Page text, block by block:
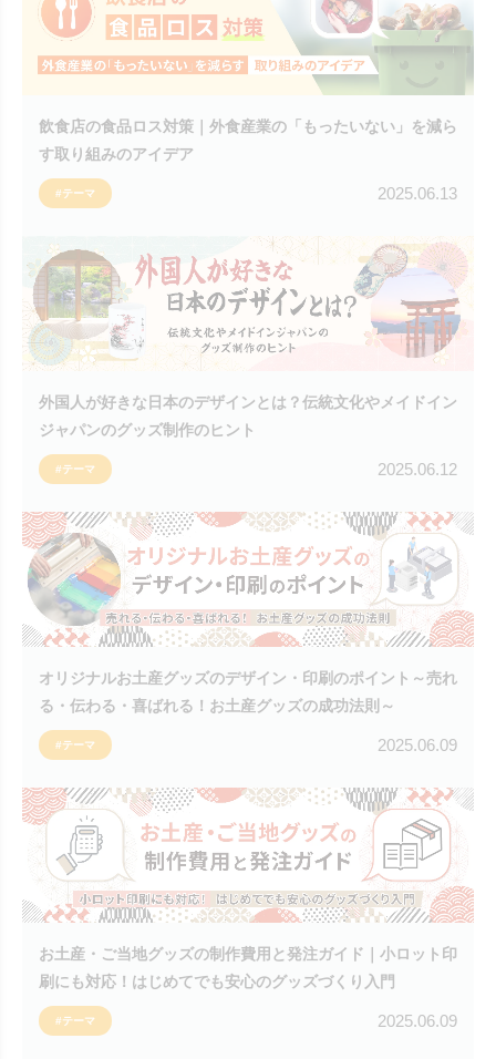
飲食店の食品ロス対策｜外食産業の「もったいない」を減ら
す取り組みのアイデア
#テーマ 2025.06.13
外国人が好きな日本のデザインとは？伝統文化やメイドイン
ジャパンのグッズ制作のヒント
#テーマ 2025.06.12
オリジナルお土産グッズのデザイン・印刷のポイント～売れ
る・伝わる・喜ばれる！お土産グッズの成功法則～
#テーマ 2025.06.09
お土産・ご当地グッズの制作費用と発注ガイド｜小ロット印
刷にも対応！はじめてでも安心のグッズづくり入門
#テーマ 2025.06.09